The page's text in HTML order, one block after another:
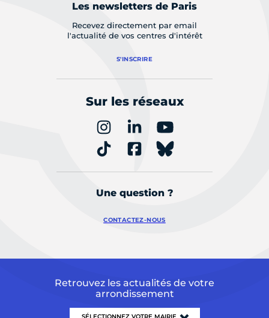
Les newsletters de Paris
Recevez directement par email
l'actualité de vos centres d'intérêt
S'INSCRIRE
Sur les réseaux
Une question ?
CONTACTEZ-NOUS
Retrouvez les actualités de votre
arrondissement